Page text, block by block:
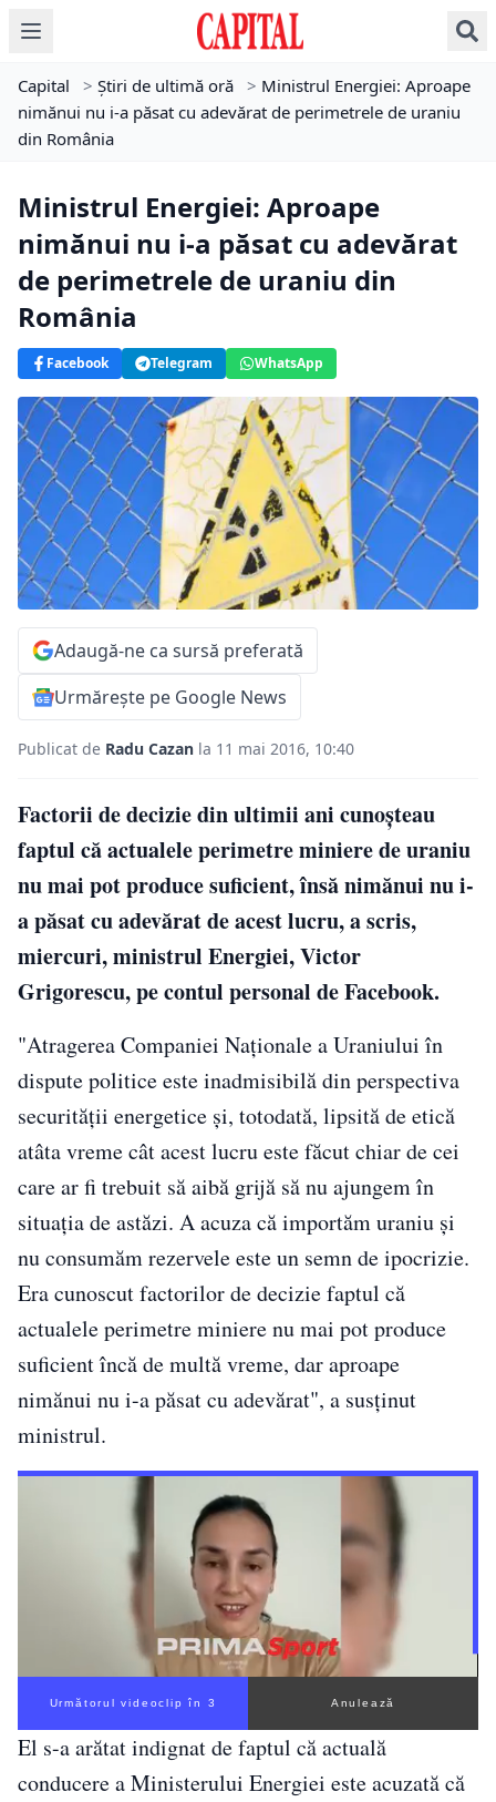
Capital > Știri de ultimă oră > Ministrul Energiei: Aproape
nimănui nu i-a păsat cu adevărat de perimetrele de uraniu
din România
Ministrul Energiei: Aproape
nimănui nu i-a păsat cu adevărat
de perimetrele de uraniu din
România
Facebook Telegram WhatsApp
Adaugă-ne ca sursă preferată
Urmărește pe Google News
Publicat de Radu Cazan la 11 mai 2016, 10:40
Factorii de decizie din ultimii ani cunoşteau
faptul că actualele perimetre miniere de uraniu
nu mai pot produce suficient, însă nimănui nu i-
a păsat cu adevărat de acest lucru, a scris,
miercuri, ministrul Energiei, Victor
Grigorescu, pe contul personal de Facebook.
"Atragerea Companiei Naţionale a Uraniului în
dispute politice este inadmisibilă din perspectiva
securităţii energetice şi, totodată, lipsită de etică
atâta vreme cât acest lucru este făcut chiar de cei
care ar fi trebuit să aibă grijă să nu ajungem în
situaţia de astăzi. A acuza că importăm uraniu şi
nu consumăm rezervele este un semn de ipocrizie.
Era cunoscut factorilor de decizie faptul că
actualele perimetre miniere nu mai pot produce
suficient încă de multă vreme, dar aproape
nimănui nu i-a păsat cu adevărat", a susţinut
ministrul.
Următorul videoclip în 2 Anulează
El s-a arătat indignat de faptul că actuală
conducere a Ministerului Energiei este acuzată că